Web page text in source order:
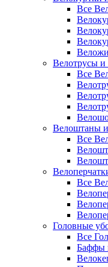
Все
Велотрусы
Все
Велоштаны
Все
Все
Головные
Все
Баффы